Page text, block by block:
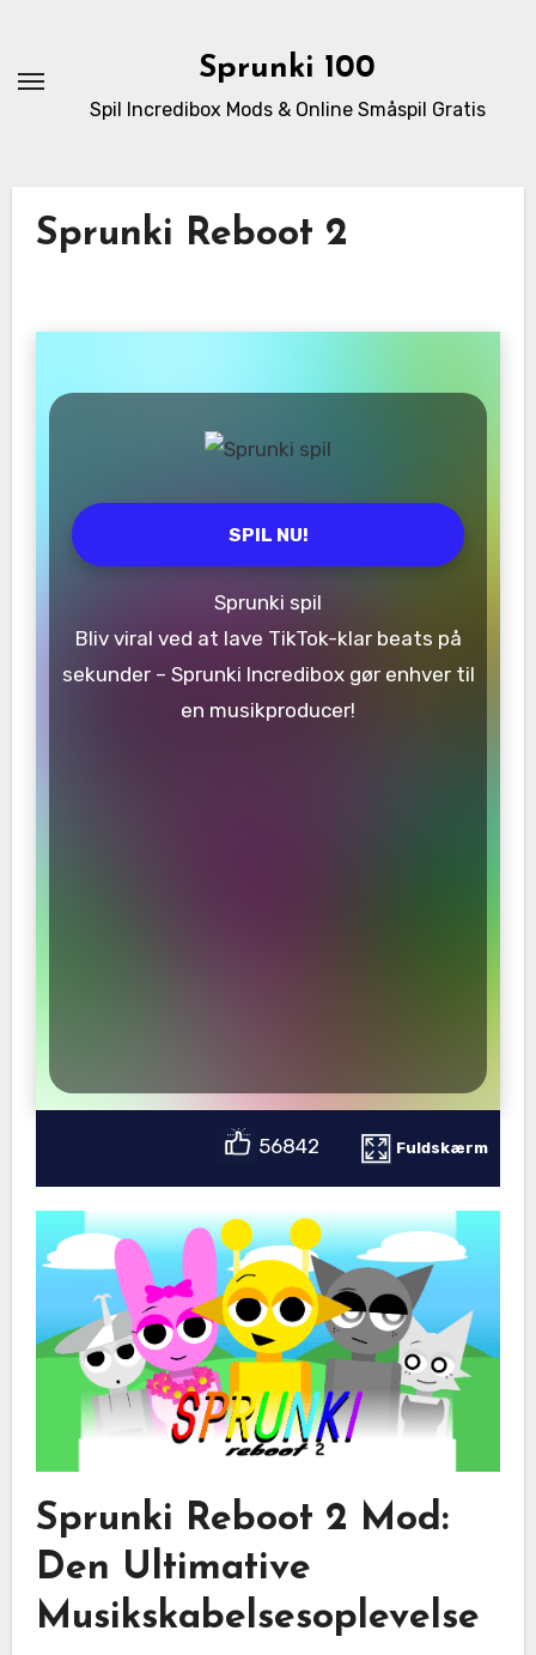
content
Sprunki 100
Spil Incredibox Mods & Online Småspil Gratis
Sprunki Reboot 2
SPIL NU!
Sprunki spil
Bliv viral ved at lave TikTok-klar beats på
sekunder – Sprunki Incredibox gør enhver til
en musikproducer!
56842 Fuldskærm
Sprunki Reboot 2 Mod:
Den Ultimative
Musikskabelsesoplevelse